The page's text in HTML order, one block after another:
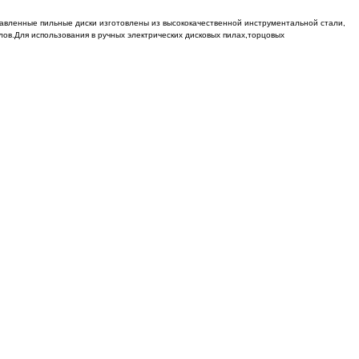
пильные диски изготовлены из высококачественной инструментальной стали,
использования в ручных электрических дисковых пилах,торцовых